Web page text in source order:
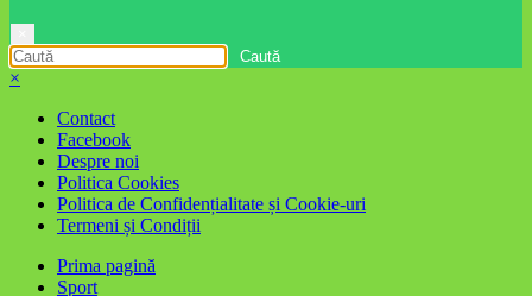
×
Contact
Facebook
Despre noi
Politica Cookies
Politica de Confidențialitate și Cookie-uri
Termeni și Condiții
Prima pagină
Sport